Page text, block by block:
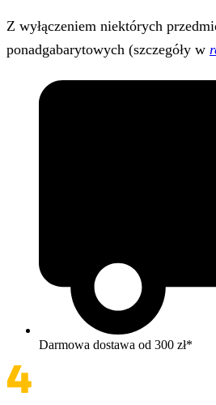
Z wyłączeniem niektórych
ponadgabarytowych (szczegóły w
Darmowa dostawa od 300 zł*